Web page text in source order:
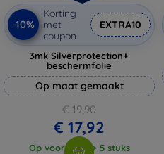
-10%
Korting
met
coupon
EXTRA10
3mk Silverprotection+
beschermfolie
Op maat gemaakt
€ 19,90
€ 17,92
Op voorraad: > 5 stuks